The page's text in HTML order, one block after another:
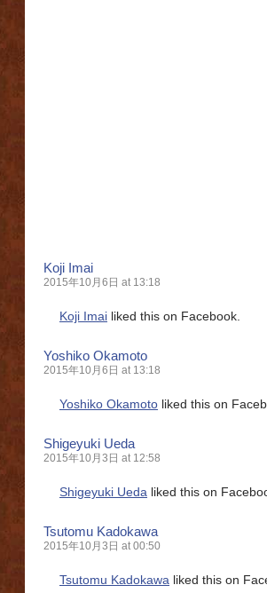
Koji Imai
2015年10月6日 at 13:18
Koji Imai liked this on Facebook.
Yoshiko Okamoto
2015年10月6日 at 13:18
Yoshiko Okamoto liked this on
Shigeyuki Ueda
2015年10月3日 at 12:58
Shigeyuki Ueda liked this on
Tsutomu Kadokawa
2015年10月3日 at 00:50
Tsutomu Kadokawa liked this on